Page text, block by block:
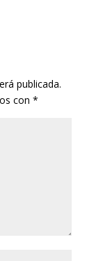
publicada.
con *